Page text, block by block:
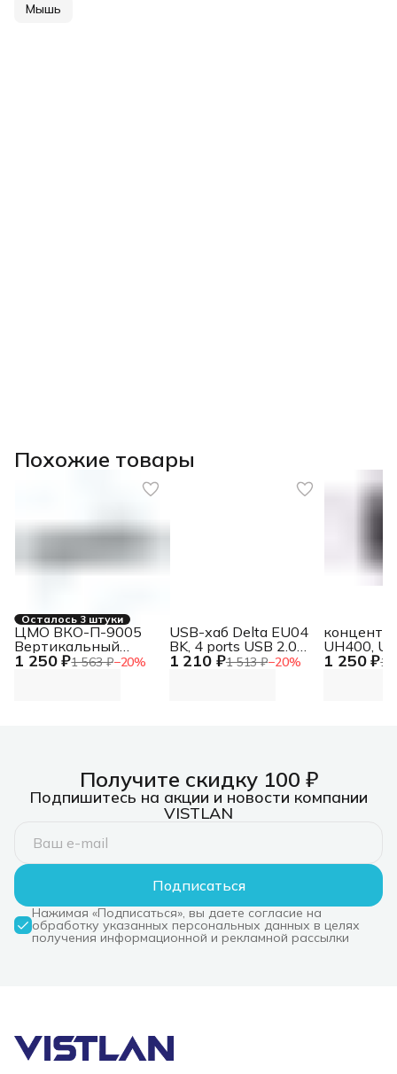
Мышь
Похожие товары
Осталось 3 штуки
1 250 ₽1 563 ₽−20%
ЦМО ВКО-П-9005
Вертикальный
кабельный
1 210 ₽1 513 ₽−20%
USB-хаб Delta EU04
BK, 4 ports USB 2.0
Hub Delta EU04 BK, 4
1 250 ₽1
UH400,
Port Hub
Получите скидку 100 ₽
Подпишитесь на акции и новости компании
VISTLAN
Подписаться
Нажимая «Подписаться», вы даете согласие на
обработку указанных персональных данных в целях
получения информационной и рекламной рассылки